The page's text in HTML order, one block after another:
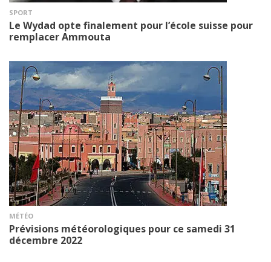
SPORT
Le Wydad opte finalement pour l’école suisse pour
remplacer Ammouta
MÉTÉO
Prévisions météorologiques pour ce samedi 31
décembre 2022